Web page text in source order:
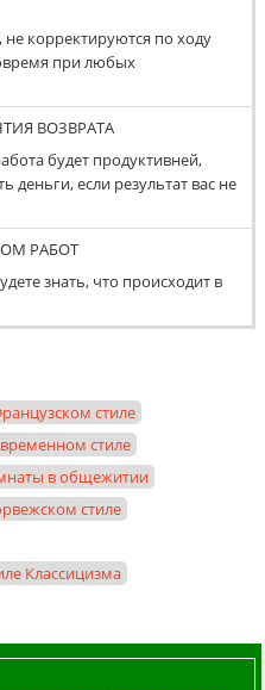
корректируются по ходу
при любых
ВОЗВРАТА
будет продуктивней,
деньги, если результат вас не
РАБОТ
знать, что происходит в
стиле
стиле
в общежитии
стиле
Классицизма